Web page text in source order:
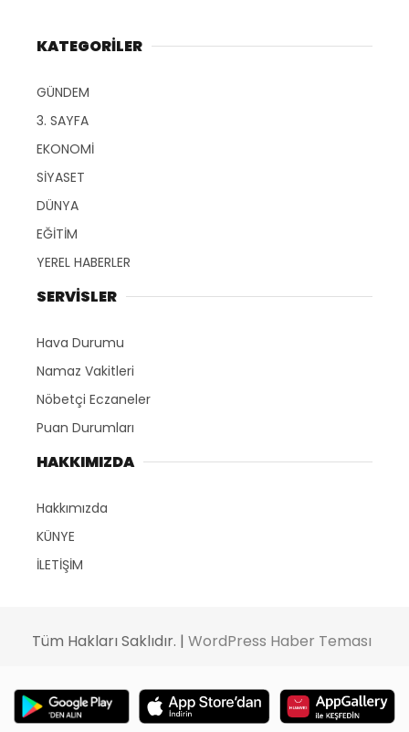
KATEGORİLER
GÜNDEM
3. SAYFA
EKONOMİ
SİYASET
DÜNYA
EĞİTİM
YEREL HABERLER
SERVİSLER
Hava Durumu
Namaz Vakitleri
Nöbetçi Eczaneler
Puan Durumları
HAKKIMIZDA
Hakkımızda
KÜNYE
İLETİŞİM
Tüm Hakları Saklıdır. | WordPress Haber Teması